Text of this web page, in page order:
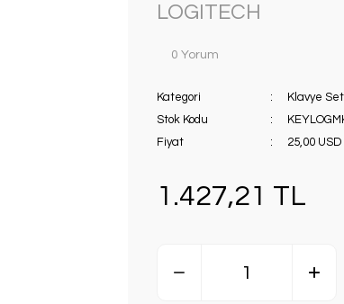
LOGITECH
0 Yorum
Kategori
Klavye
Stok Kodu
Fiyat
25,00
1.427,21 TL